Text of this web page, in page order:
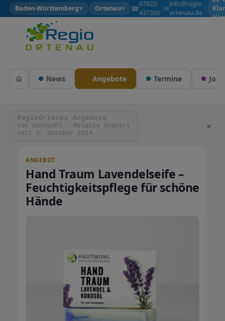
Baden-Württemberg▼ Ortenau▼ ☎07822-
437350
| ✉info@regio-
ortenau.de
|
News Angebote Termine Jobs
RegioOrtenau Angebote
von Hautwohl - Melanie Göppert
seit 2. Oktober 2024
×
ANGEBOT
Hand Traum Lavendelseife –
Feuchtigkeitspflege für schöne
Hände